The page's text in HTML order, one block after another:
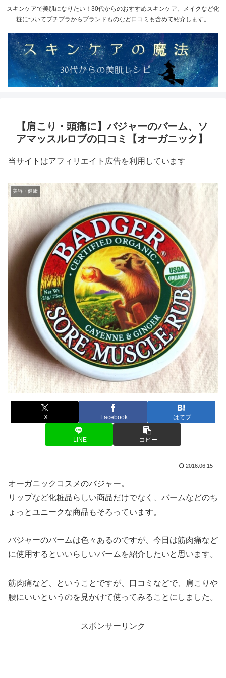
スキンケアで美肌になりたい！30代からのおすすめスキンケア、メイクなど化
粧についてプチプラからブランドものなど口コミも含めて紹介します。
【肩こり・頭痛に】バジャーのバーム、ソ
アマッスルロブの口コミ【オーガニック】
当サイトはアフィリエイト広告を利用しています
美容・健康
X Facebook はてブ
LINE コピー
2016.06.15
オーガニックコスメのバジャー。
リップなど化粧品らしい商品だけでなく、バームなどのち
ょっとユニークな商品もそろっています。
バジャーのバームは色々あるのですが、今日は筋肉痛など
に使用するといいらしいバームを紹介したいと思います。
筋肉痛など、ということですが、口コミなどで、肩こりや
腰にいいというのを見かけて使ってみることにしました。
スポンサーリンク